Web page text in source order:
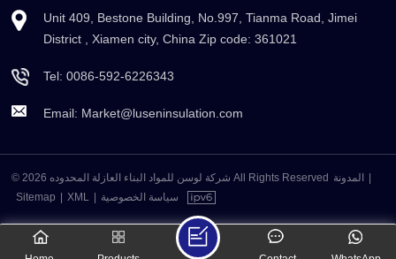
Unit 409, Bestone Building, No.997, Tianma Road, Jimei
District , Xiamen city, China Zip code: 361021
Tel:0086-592-6226343
Email: Market@luseninsulation.com
© 2026 شركة لوسن للمواد البناء العازلة المحدوده All Rights Reserved المدونة
Sitemap
XML سياسة الخصوصية